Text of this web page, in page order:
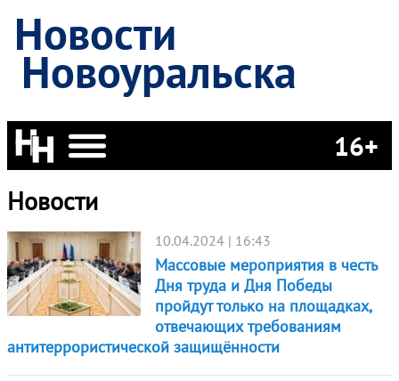
Новости
Новоуральска
16+
Новости
10.04.2024 | 16:43
Массовые мероприятия в честь
Дня труда и Дня Победы
пройдут только на площадках,
отвечающих требованиям
антитеррористической защищённости